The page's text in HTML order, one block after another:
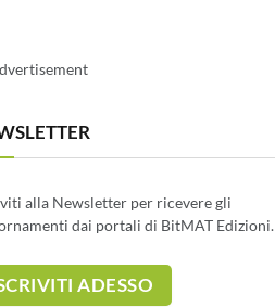
alla Newsletter per ricevere gli
dai portali di BitMAT Edizioni.